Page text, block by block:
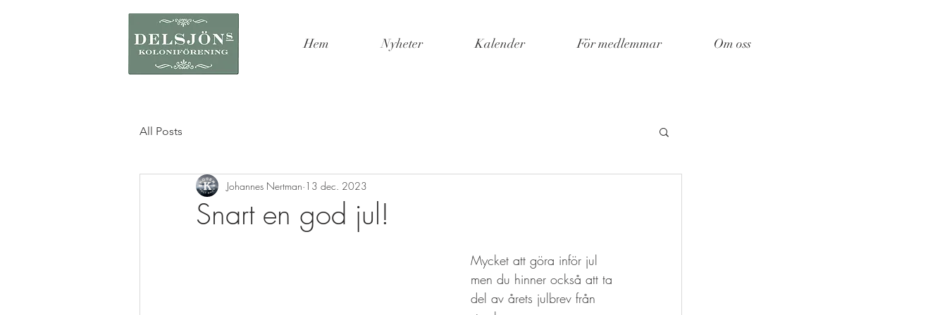
Hem Nyheter Kalender För medlemmar Om oss
All Posts
Snart en god jul!
Johannes Nertman 13 dec. 2023
Mycket att göra inför jul
men du hinner också att ta
del av årets julbrev från